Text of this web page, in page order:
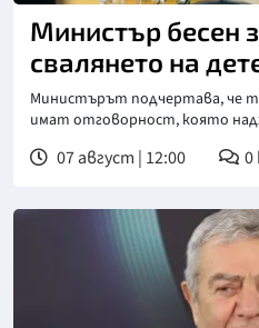
Министър бесен
свалянето на
Министърът подчертава, че
имат отговорност, която
07 август | 12:00 0